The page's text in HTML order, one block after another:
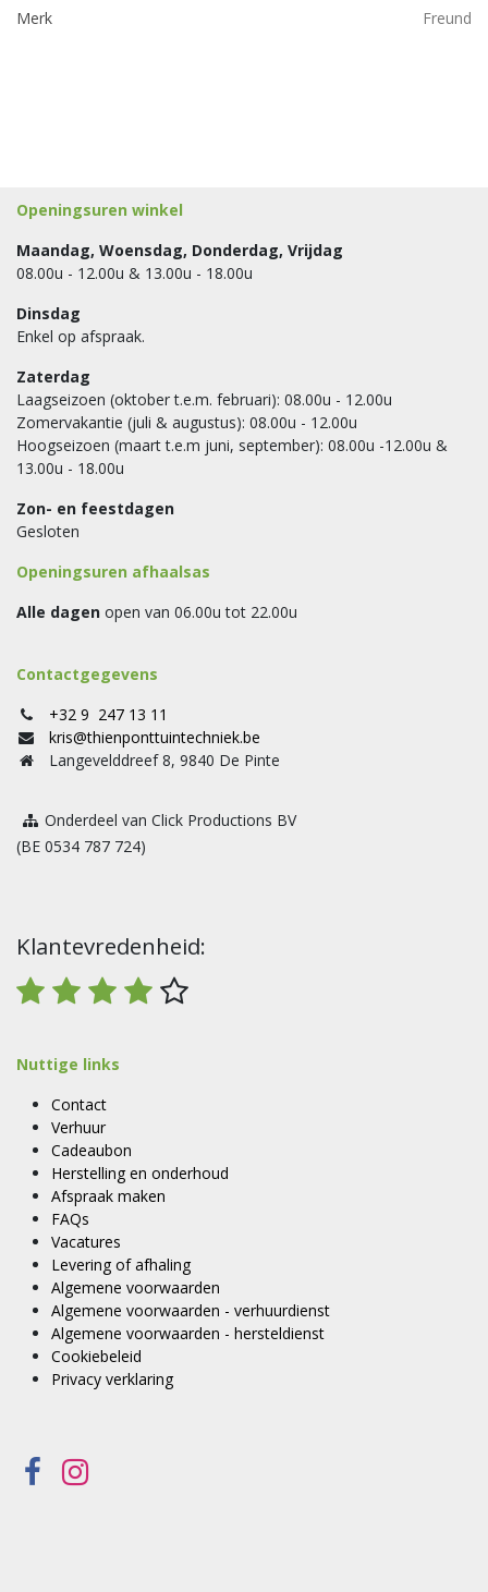
Merk Freund
Openingsuren winkel
Maandag, Woensdag, Donderdag, Vrijdag
08.00u - 12.00u & 13.00u - 18.00u
Dinsdag
Enkel op afspraak.
Zaterdag
Laagseizoen (oktober t.e.m. februari): 08.00u - 12.00u
Zomervakantie (juli & augustus): 08.00u - 12.00u
Hoogseizoen (maart t.e.m juni, september): 08.00u -12.00u &
13.00u - 18.00u
Zon- en feestdagen
Gesloten
Openingsuren afhaalsas
Alle dagen open van 06.00u tot 22.00u
Contactgegevens
+32 9 247 13 11
kris@thienponttuintechniek.be
Langevelddreef 8, 9840 De Pinte
Onderdeel van Click Productions BV
(BE 0534 787 724)
Klantevredenheid:
Nuttige links
Contact
Verhuur
Cadeaubon
Herstelling en onderhoud
Afspraak maken
FAQs
Vacatures
Levering of afhaling
Algemene voorwaarden
Algemene voorwaarden - verhuurdienst
Algemene voorwaarden - hersteldienst
Cookiebeleid
Privacy verklaring